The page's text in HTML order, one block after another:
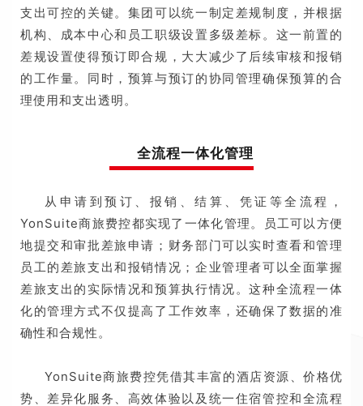
支出可控的关键。集团可以统一制定差规制度，并根据
机构、成本中心和员工职级设置多级差标。这一前置的
差规设置使得预订即合规，大大减少了后续审核和报销
的工作量。同时，预算与预订的协同管理确保预算的合
理使用和支出透明。
全流程一体化管理
从申请到预订、报销、结算、凭证等全流程，
YonSuite商旅费控都实现了一体化管理。员工可以方便
地提交和审批差旅申请；财务部门可以实时查看和管理
员工的差旅支出和报销情况；企业管理者可以全面掌握
差旅支出的实际情况和预算执行情况。这种全流程一体
化的管理方式不仅提高了工作效率，还确保了数据的准
确性和合规性。
YonSuite商旅费控凭借其丰富的酒店资源、价格优
势、差异化服务、高效体验以及统一住宿管控和全流程